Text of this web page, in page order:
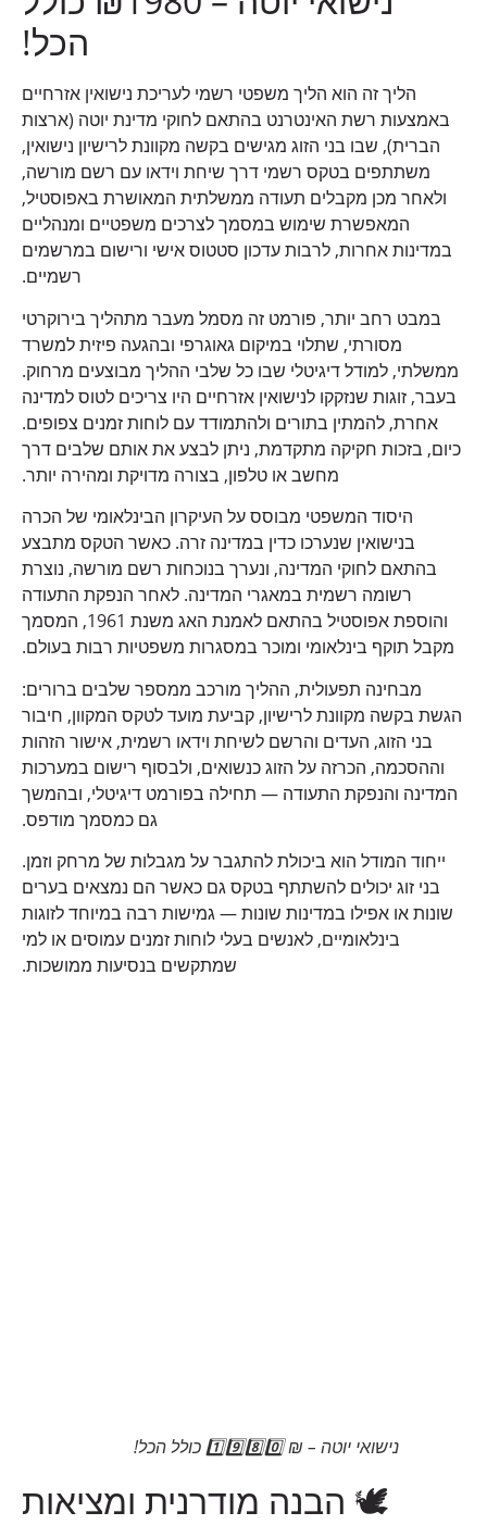
הכל!
הליך זה הוא הליך משפטי רשמי לעריכת נישואין אזרחיים
באמצעות רשת האינטרנט בהתאם לחוקי מדינת יוטה (ארצות
הברית), שבו בני הזוג מגישים בקשה מקוונת לרישיון נישואין,
משתתפים בטקס רשמי דרך שיחת וידאו עם רשם מורשה,
ולאחר מכן מקבלים תעודה ממשלתית המאושרת באפוסטיל,
המאפשרת שימוש במסמך לצרכים משפטיים ומנהליים
במדינות אחרות, לרבות עדכון סטטוס אישי ורישום במרשמים
רשמיים.
במבט רחב יותר, פורמט זה מסמל מעבר מתהליך בירוקרטי
מסורתי, שתלוי במיקום גאוגרפי ובהגעה פיזית למשרד
ממשלתי, למודל דיגיטלי שבו כל שלבי ההליך מבוצעים מרחוק.
בעבר, זוגות שנזקקו לנישואין אזרחיים היו צריכים לטוס למדינה
אחרת, להמתין בתורים ולהתמודד עם לוחות זמנים צפופים.
כיום, בזכות חקיקה מתקדמת, ניתן לבצע את אותם שלבים דרך
מחשב או טלפון, בצורה מדויקת ומהירה יותר.
היסוד המשפטי מבוסס על העיקרון הבינלאומי של הכרה
בנישואין שנערכו כדין במדינה זרה. כאשר הטקס מתבצע
בהתאם לחוקי המדינה, ונערך בנוכחות רשם מורשה, נוצרת
רשומה רשמית במאגרי המדינה. לאחר הנפקת התעודה
והוספת אפוסטיל בהתאם לאמנת האג משנת 1961, המסמך
מקבל תוקף בינלאומי ומוכר במסגרות משפטיות רבות בעולם.
מבחינה תפעולית, ההליך מורכב ממספר שלבים ברורים:
הגשת בקשה מקוונת לרישיון, קביעת מועד לטקס המקוון, חיבור
בני הזוג, העדים והרשם לשיחת וידאו רשמית, אישור הזהות
וההסכמה, הכרזה על הזוג כנשואים, ולבסוף רישום במערכות
המדינה והנפקת התעודה — תחילה בפורמט דיגיטלי, ובהמשך
גם כמסמך מודפס.
ייחוד המודל הוא ביכולת להתגבר על מגבלות של מרחק וזמן.
בני זוג יכולים להשתתף בטקס גם כאשר הם נמצאים בערים
שונות או אפילו במדינות שונות — גמישות רבה במיוחד לזוגות
בינלאומיים, לאנשים בעלי לוחות זמנים עמוסים או למי
שמתקשים בנסיעות ממושכות.
נישואי יוטה – ₪ 1️⃣9️⃣8️⃣0️⃣ כולל הכל!
🕊️ הבנה מודרנית ומציאות